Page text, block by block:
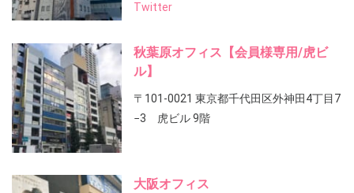
Twitter
秋葉原オフィス【会員様専用/虎ビ
ル】
〒101-0021 東京都千代田区外神田4丁目7
−3 虎ビル 9階
大阪オフィス